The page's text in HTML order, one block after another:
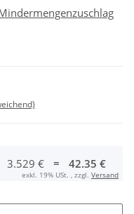
3.529 € = 42.35 €
exkl. 19% USt. , zzgl. Versand